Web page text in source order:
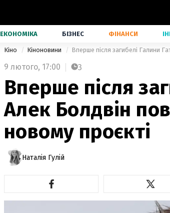
ЕКОНОМІКА БІЗНЕС ФІНАНСИ
Кіно Кіноновини Вперше після загибелі Галини
9 лютого, 17:00 3
Вперше після
Алек Болдвін
новому проєкті
Наталія Гулій